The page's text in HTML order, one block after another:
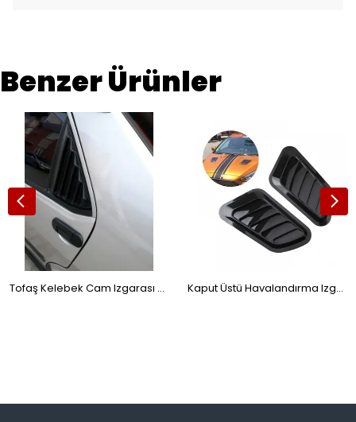
Benzer Ürünler
Tofaş Kelebek Cam Izgarası Cam Vizörü Havalandırma 2' li Kaput Üstü Havalandırma Izgara Venti Geniş Universal ONP434